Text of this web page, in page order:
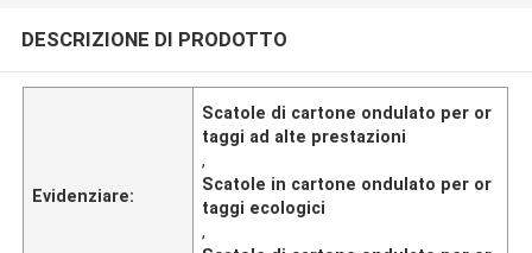
DESCRIZIONE DI PRODOTTO
Evidenziare:
Scatole di cartone ondulato per or
taggi ad alte prestazioni
,
Scatole in cartone ondulato per or
taggi ecologici
,